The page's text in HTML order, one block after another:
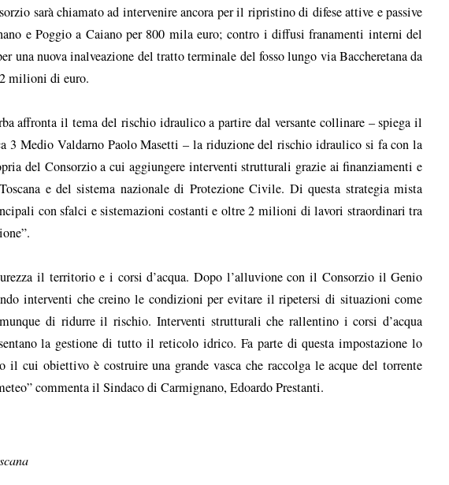
sarà chiamato ad intervenire ancora per il ripristino di difese attive e passive
e Poggio a Caiano per 800 mila euro; contro i diffusi franamenti interni del
una nuova inalveazione del tratto terminale del fosso lungo via Baccheretana da
milioni di euro.
affronta il tema del rischio idraulico a partire dal versante collinare – spiega il
3 Medio Valdarno Paolo Masetti – la riduzione del rischio idraulico si fa con la
del Consorzio a cui aggiungere interventi strutturali grazie ai finanziamenti e
e del sistema nazionale di Protezione Civile. Di questa strategia mista
con sfalci e sistemazioni costanti e oltre 2 milioni di lavori straordinari tra
il territorio e i corsi d’acqua. Dopo l’alluvione con il Consorzio il Genio
interventi che creino le condizioni per evitare il ripetersi di situazioni come
di ridurre il rischio. Interventi strutturali che rallentino i corsi d’acqua
la gestione di tutto il reticolo idrico. Fa parte di questa impostazione lo
cui obiettivo è costruire una grande vasca che raccolga le acque del torrente
commenta il Sindaco di Carmignano, Edoardo Prestanti.